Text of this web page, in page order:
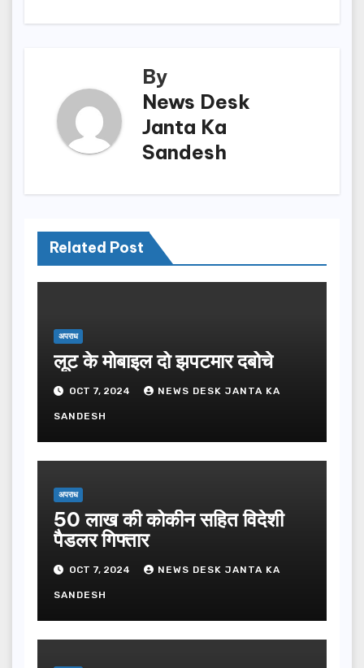
By
News Desk
Janta Ka
Sandesh
Related Post
अपराध
लूट के मोबाइल दो झपटमार दबोचे
OCT 7, 2024 NEWS DESK JANTA KA
SANDESH
अपराध
50 लाख की कोकीन सहित विदेशी
पैडलर गिफ्तार
OCT 7, 2024 NEWS DESK JANTA KA
SANDESH